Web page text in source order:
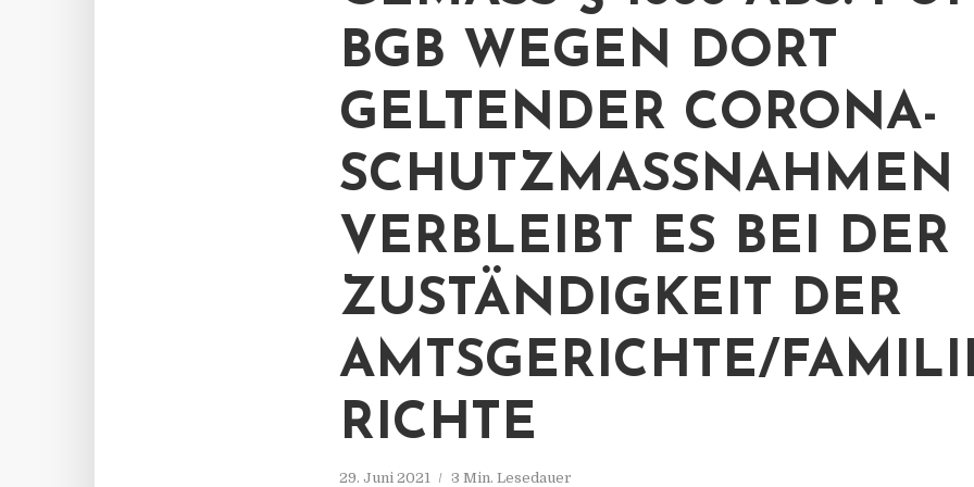
GB WEGEN DORT G
ELTENDER CORONA-S
CHUTZMASSNAHMEN VE
RBLEIBT ES BEI DER ZU
STÄNDIGKEIT DER AM
TSGERICHTE/
CHTE
29. Juni 2021 3 Min. Lesedauer